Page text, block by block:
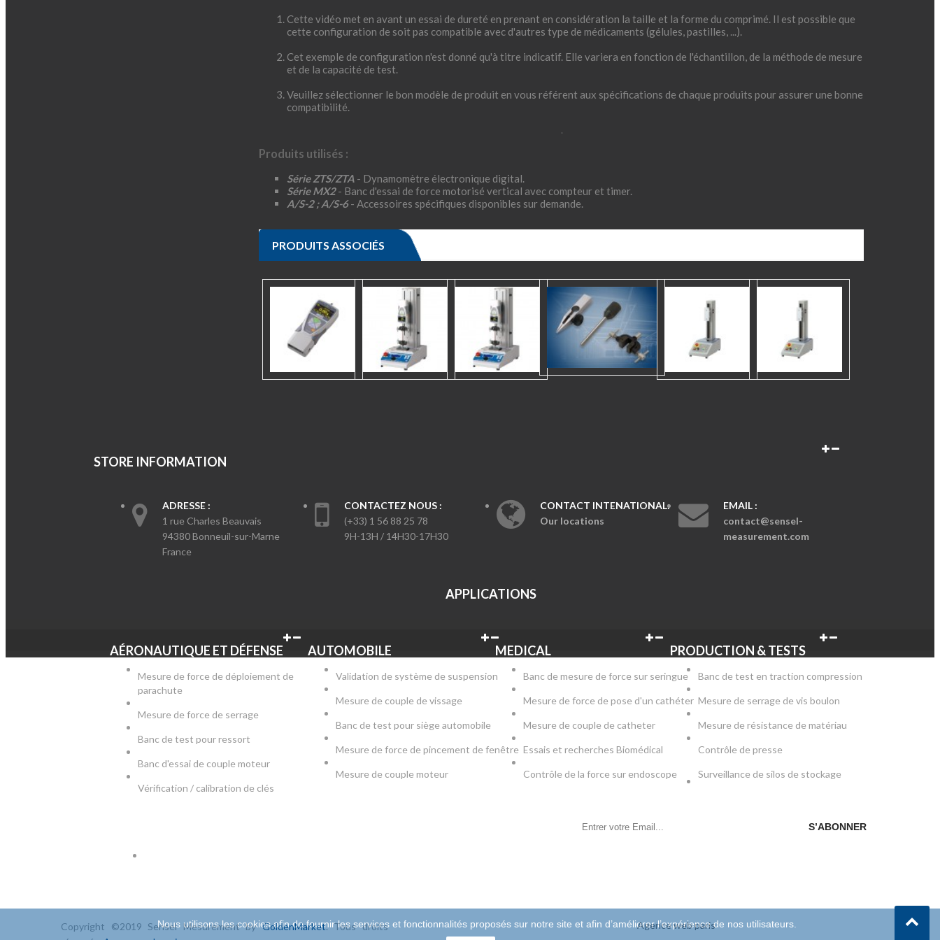
Nous utilisons les cookies afin de fournir les services et fonctionnalités proposés sur notre site et afin d’améliorer l’expérience de nos utilisateurs.
Cette vidéo met en avant un essai de dureté en prenant en considération la taille et la forme du comprimé. Il est possible que
cette configuration de soit pas compatible avec d'autres type de médicaments (gélules, pastilles, ...).
Cet exemple de configuration n'est donné qu'à titre indicatif. Elle variera en fonction de l'échantillon, de la méthode de mesure
et de la capacité de test.
Veuillez sélectionner le bon modèle de produit en vous référent aux spécifications de chaque produits pour assurer une bonne
compatibilité.
.
Produits utilisés :
Série ZTS/ZTA - Dynamomètre électronique digital.
Série MX2- Banc d'essai de force motorisé vertical avec compteur et timer.
A/S-2 ; A/S-6- Accessoires spécifiques disponibles sur demande.
PRODUITS ASSOCIÉS
STORE INFORMATION
ADRESSE :
1 rue Charles Beauvais
94380 Bonneuil-sur-Marne
France
CONTACTEZ NOUS :
(+33) 1 56 88 25 78
9H-13H / 14H30-17H30
CONTACT INTENATIONAL:
Our locations
EMAIL :
contact@sensel-
measurement.com
APPLICATIONS
AÉRONAUTIQUE ET DÉFENSE
Mesure de force de déploiement de
parachute
Mesure de force de serrage
Banc de test pour ressort
Banc d'essai de couple moteur
Vérification / calibration de clés
AUTOMOBILE
Validation de système de suspension
Mesure de couple de vissage
Banc de test pour siège automobile
Mesure de force de pincement de fenêtre
Mesure de couple moteur
MEDICAL
Banc de mesure de force sur seringue
Mesure de force de pose d'un cathéter
Mesure de couple de catheter
Essais et recherches Biomédical
Contrôle de la force sur endoscope
PRODUCTION & TESTS
Banc de test en traction compression
Mesure de serrage de vis boulon
Mesure de résistance de matériau
Contrôle de presse
Surveillance de silos de stockage
S’ABONNER
Copyright ©2019 Sensel Mesurement byGoldenMarket. Tous droits
Agence web paris